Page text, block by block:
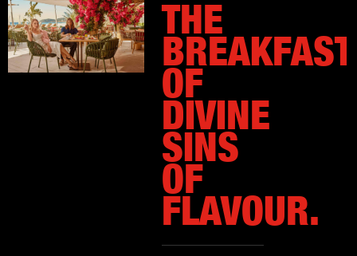
THE
BREAKFAST
OF
DIVINE
SINS
OF
FLAVOUR.